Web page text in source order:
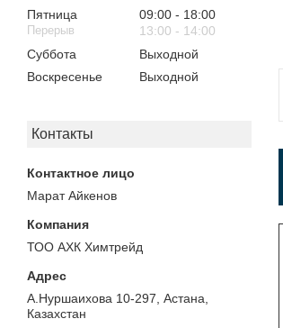
Пятница
09:00
18:00
13:00
14:00
Суббота
Выходной
Воскресенье
Выходной
Контакты
Марат Айкенов
ТОО АХК Химтрейд
А.Нуршаихова 10-297, Астана,
Казахстан